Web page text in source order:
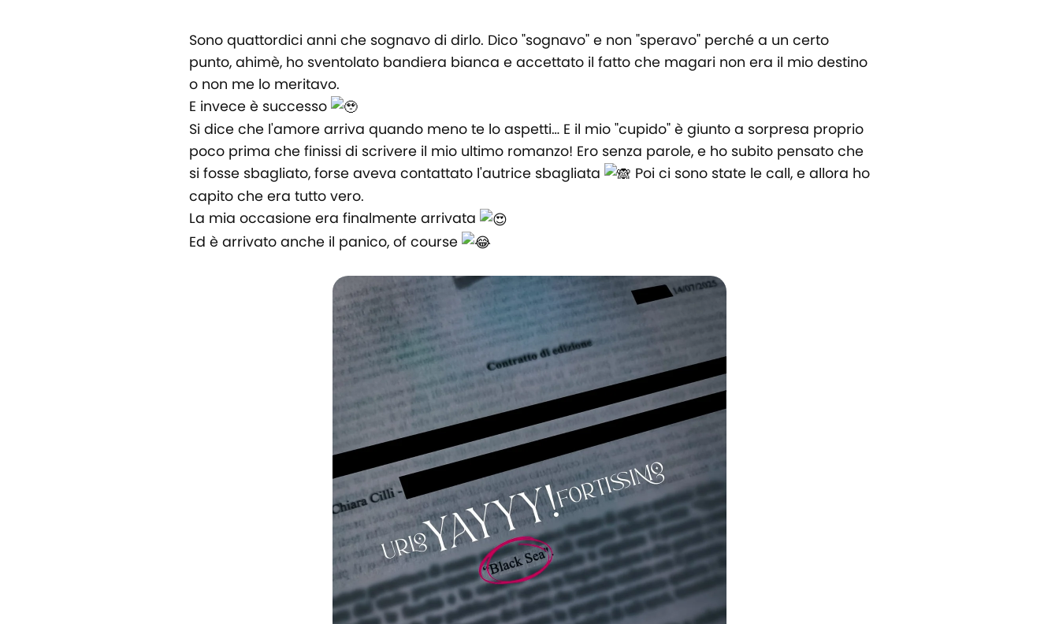
Sono quattordici anni che sognavo di dirlo. Dico "sognavo" e non "speravo" perché a un certo
punto, ahimè, ho sventolato bandiera bianca e accettato il fatto che magari non era il mio destino
o non me lo meritavo.
E invece è successo
Si dice che l'amore arriva quando meno te lo aspetti… E il mio "cupido" è giunto a sorpresa proprio
poco prima che finissi di scrivere il mio ultimo romanzo! Ero senza parole, e ho subito pensato che
si fosse sbagliato, forse aveva contattato l'autrice sbagliata
Poi ci sono state le call, e allora ho
capito che era tutto vero.
La mia occasione era finalmente arrivata
Ed è arrivato anche il panico, of course